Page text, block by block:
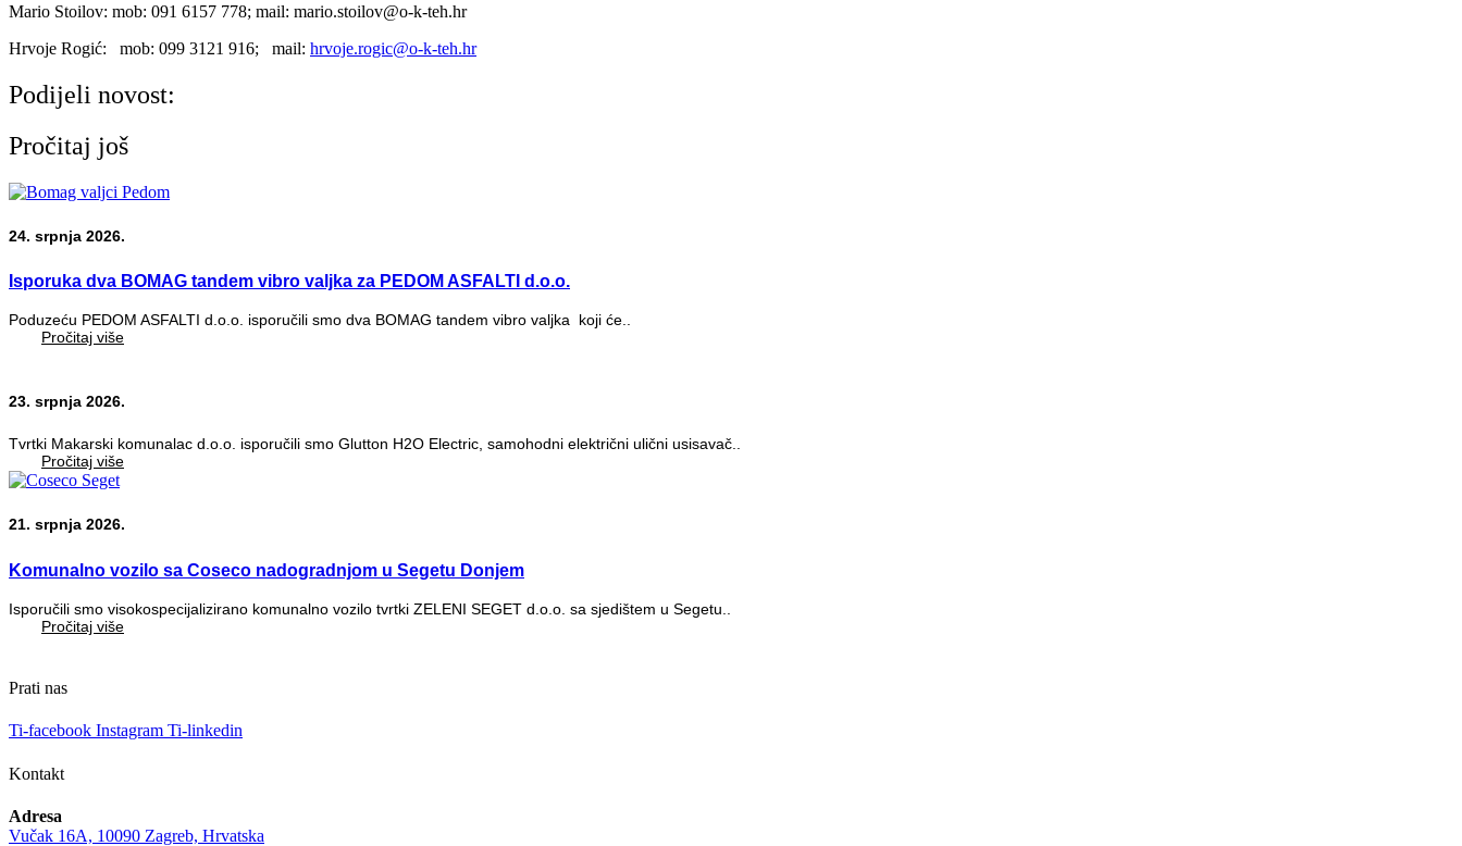
Mario Stoilov: mob: 091 6157 778; mail: mario.stoilov@o-k-teh.hr
Hrvoje Rogić: mob: 099 3121 916; mail: hrvoje.rogic@o-k-teh.hr
Podijeli novost:
Pročitaj još
24. srpnja 2026.
Isporuka dva BOMAG tandem vibro valjka za PEDOM ASFALTI d.o.o.
Poduzeću PEDOM ASFALTI d.o.o. isporučili smo dva BOMAG tandem vibro valjka koji će..
Pročitaj više
23. srpnja 2026.
Tvrtki Makarski komunalac d.o.o. isporučili smo Glutton H2O Electric, samohodni električni ulični usisavač..
Pročitaj više
21. srpnja 2026.
Komunalno vozilo sa Coseco nadogradnjom u Segetu Donjem
Isporučili smo visokospecijalizirano komunalno vozilo tvrtki ZELENI SEGET d.o.o. sa sjedištem u Segetu..
Pročitaj više
Prati nas
Ti-facebook Instagram Ti-linkedin
Kontakt
Adresa
Vučak 16A, 10090 Zagreb, Hrvatska